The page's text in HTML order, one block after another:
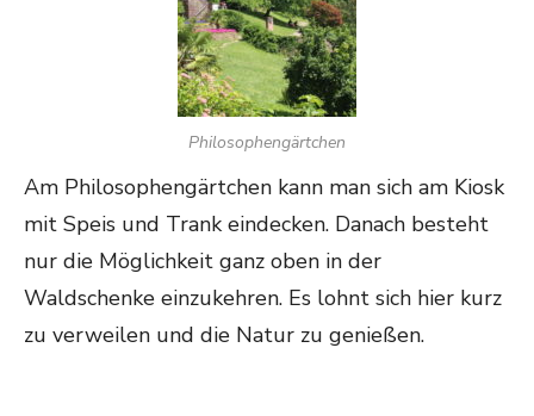
Philosophengärtchen
Am Philosophengärtchen kann man sich am Kiosk
mit Speis und Trank eindecken. Danach besteht
nur die Möglichkeit ganz oben in der
Waldschenke einzukehren. Es lohnt sich hier kurz
zu verweilen und die Natur zu genießen.